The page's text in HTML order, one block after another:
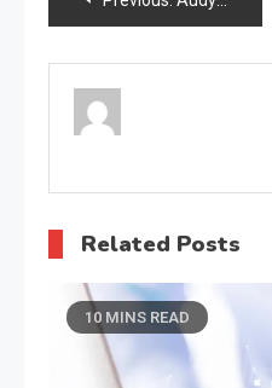
wpisu
Related Posts
10 MINS READ